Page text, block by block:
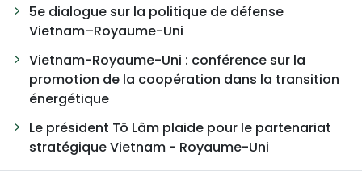
5e dialogue sur la politique de défense
Vietnam–Royaume-Uni
Vietnam-Royaume-Uni : conférence sur la
promotion de la coopération dans la transition
énergétique
Le président Tô Lâm plaide pour le partenariat
stratégique Vietnam - Royaume-Uni